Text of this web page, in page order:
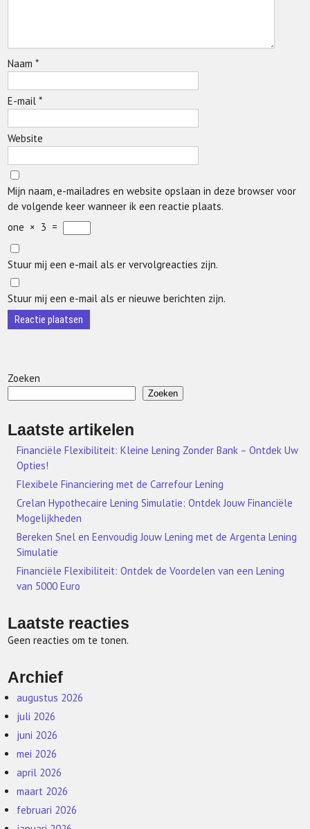
Naam*
E-mail*
Website
Mijn naam, e-mailadres en website opslaan in deze browser voor
de volgende keer wanneer ik een reactie plaats.
one × 3 =
Stuur mij een e-mail als er vervolgreacties zijn.
Stuur mij een e-mail als er nieuwe berichten zijn.
Zoeken
Zoeken
Laatste artikelen
Financiële Flexibiliteit: Kleine Lening Zonder Bank – Ontdek Uw
Opties!
Flexibele Financiering met de Carrefour Lening
Crelan Hypothecaire Lening Simulatie: Ontdek Jouw Financiële
Mogelijkheden
Bereken Snel en Eenvoudig Jouw Lening met de Argenta Lening
Simulatie
Financiële Flexibiliteit: Ontdek de Voordelen van een Lening
van 5000 Euro
Laatste reacties
Geen reacties om te tonen.
Archief
augustus 2026
juli 2026
juni 2026
mei 2026
april 2026
maart 2026
februari 2026